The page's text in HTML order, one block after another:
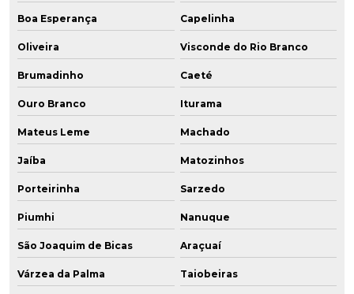
Boa Esperança Capelinha
Oliveira Visconde do Rio Branco
Brumadinho Caeté
Ouro Branco Iturama
Mateus Leme Machado
Jaíba Matozinhos
Porteirinha Sarzedo
Piumhi Nanuque
São Joaquim de Bicas Araçuaí
Várzea da Palma Taiobeiras